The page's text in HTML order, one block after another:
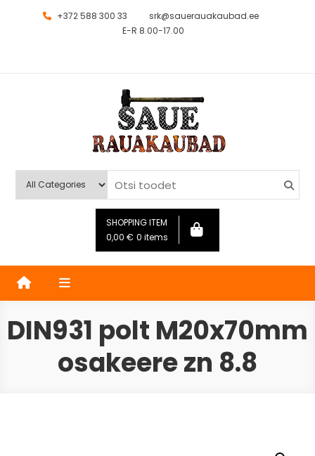
+372 588 300 33
srk@sauerauakaubad.ee
E-R 8.00-17.00
Saue Rauakaubad
SHOPPING ITEM
0,00 € 0 items
DIN931 polt M20x70mm
osakeere zn 8.8